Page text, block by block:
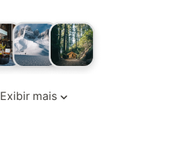
Exibir mais